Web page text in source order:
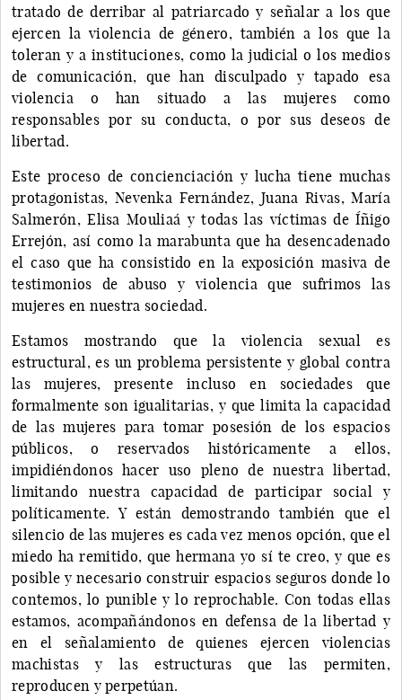
tratado de derribar al patriarcado y señalar a los que
ejercen la violencia de género, también a los que la
toleran y a instituciones, como la judicial o los medios
de comunicación, que han disculpado y tapado esa
violencia o han situado a las mujeres como
responsables por su conducta, o por sus deseos de
libertad.
Este proceso de concienciación y lucha tiene muchas
protagonistas, Nevenka Fernández, Juana Rivas, María
Salmerón, Elisa Mouliaá y todas las víctimas de Íñigo
Errejón, así como la marabunta que ha desencadenado
el caso que ha consistido en la exposición masiva de
testimonios de abuso y violencia que sufrimos las
mujeres en nuestra sociedad.
Estamos mostrando que la violencia sexual es
estructural, es un problema persistente y global contra
las mujeres, presente incluso en sociedades que
formalmente son igualitarias, y que limita la capacidad
de las mujeres para tomar posesión de los espacios
públicos, o reservados históricamente a ellos,
impidiéndonos hacer uso pleno de nuestra libertad,
limitando nuestra capacidad de participar social y
políticamente. Y están demostrando también que el
silencio de las mujeres es cada vez menos opción, que el
miedo ha remitido, que hermana yo sí te creo, y que es
posible y necesario construir espacios seguros donde lo
contemos, lo punible y lo reprochable. Con todas ellas
estamos, acompañándonos en defensa de la libertad y
en el señalamiento de quienes ejercen violencias
machistas y las estructuras que las permiten,
reproducen y perpetúan.